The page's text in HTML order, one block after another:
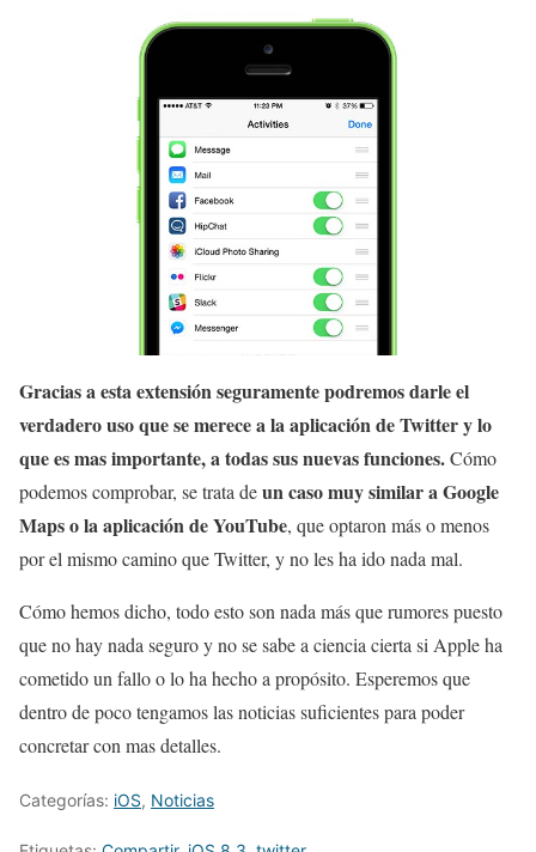
Gracias a esta extensión seguramente podremos darle el
verdadero uso que se merece a la aplicación de Twitter y lo
que es mas importante, a todas sus nuevas funciones.Cómo
podemos comprobar, se trata deun caso muy similar a Google
Maps o la aplicación de YouTube, que optaron más o menos
por el mismo camino que Twitter, y no les ha ido nada mal.
Cómo hemos dicho, todo esto son nada más que rumores puesto
que no hay nada seguro y no se sabe a ciencia cierta si Apple ha
cometido un fallo o lo ha hecho a propósito. Esperemos que
dentro de poco tengamos las noticias suficientes para poder
concretar con mas detalles.
Categorías: iOS, Noticias